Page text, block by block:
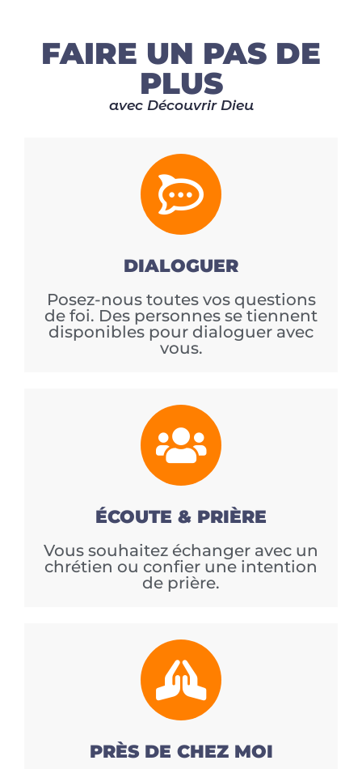
FAIRE UN PAS DE
PLUS
avec Découvrir Dieu
DIALOGUER
Posez-nous toutes vos questions
de foi. Des personnes se tiennent
disponibles pour dialoguer avec
vous.
ÉCOUTE & PRIÈRE
Vous souhaitez échanger avec un
chrétien ou confier une intention
de prière.
PRÈS DE CHEZ MOI